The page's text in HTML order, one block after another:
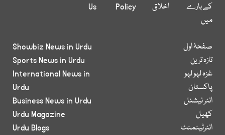
کے بارے
میں
اخلاق
Policy
Us
صفحۂ اول
تازہ ترین
غزہ لہو لہو
پاکستان
انٹر نیشنل
کھیل
انٹرٹینمنٹ
Showbiz News in Urdu
Sports News in Urdu
International News in
Urdu
Business News in Urdu
Urdu Magazine
Urdu Blogs